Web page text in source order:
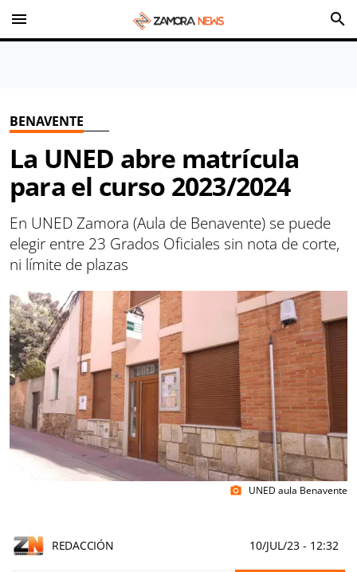
menu search
BENAVENTE
La UNED abre matrícula
para el curso 2023/2024
En UNED Zamora (Aula de Benavente) se puede
elegir entre 23 Grados Oficiales sin nota de corte,
ni límite de plazas
photo_camera UNED aula Benavente
REDACCIÓN 10/JUL/23 - 12:32